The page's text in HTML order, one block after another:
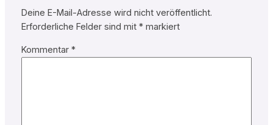
Deine E-Mail-Adresse wird nicht veröffentlicht.
Erforderliche Felder sind mit *markiert
Kommentar *